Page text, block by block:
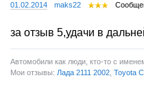
01.02.2014 maks22
за отзыв 5,удачи в
Автомобили как люди, кто-то с
Мои отзывы: Лада 2111 2002 Toyota